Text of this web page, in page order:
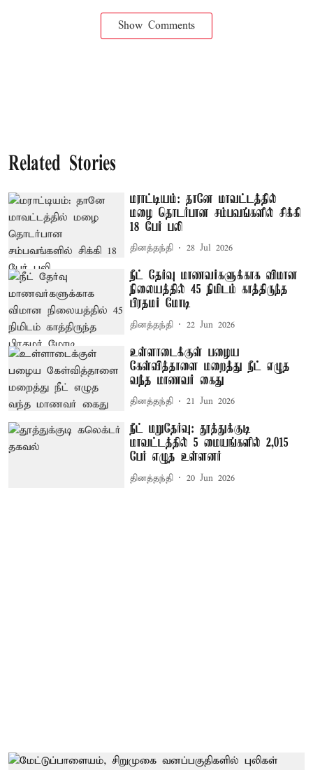
Show Comments
Related Stories
மராட்டியம்: தானே மாவட்டத்தில்
மழை தொடர்பான சம்பவங்களில் சிக்கி
18 பேர் பலி
தினத்தந்தி 28 Jul 2026
நீட் தேர்வு மாணவர்களுக்காக விமான
நிலையத்தில் 45 நிமிடம் காத்திருந்த
பிரதமர் மோடி
தினத்தந்தி 22 Jun 2026
உள்ளாடைக்குள் பழைய
கேள்வித்தாளை மறைத்து நீட் எழுத
வந்த மாணவர் கைது
தினத்தந்தி 21 Jun 2026
நீட் மறுதேர்வு: தூத்துக்குடி
மாவட்டத்தில் 5 மையங்களில் 2,015
பேர் எழுத உள்ளனர்
தினத்தந்தி 20 Jun 2026